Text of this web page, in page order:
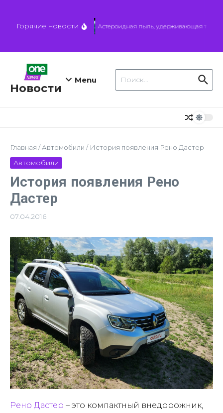
Горячие новости Астероидная пыль, удерживающая тепло,
Новости
Menu
Искать:
Главная /Автомобили / История появления Рено Дастер
Автомобили
История появления Рено
Дастер
07.04.2016
Рено Дастер – это компактный внедорожник,